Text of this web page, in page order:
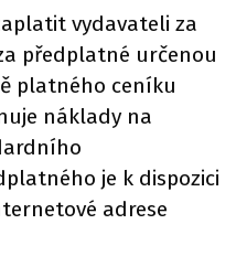
vydavateli za
předplatné určenou
platného ceníku
náklady na
je k dispozici
adrese